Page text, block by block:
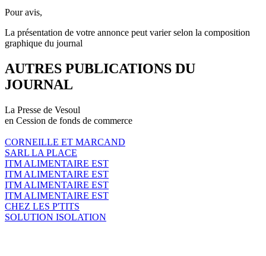
Pour avis,
La présentation de votre annonce peut varier selon la composition
graphique du journal
AUTRES PUBLICATIONS DU
JOURNAL
La Presse de Vesoul
en Cession de fonds de commerce
CORNEILLE ET MARCAND
SARL LA PLACE
ITM ALIMENTAIRE EST
ITM ALIMENTAIRE EST
ITM ALIMENTAIRE EST
ITM ALIMENTAIRE EST
CHEZ LES P'TITS
SOLUTION ISOLATION